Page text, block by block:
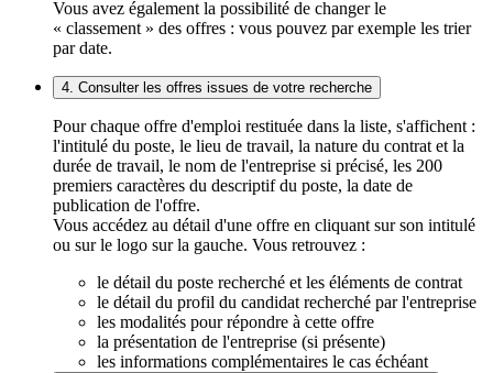
Vous avez également la possibilité de changer le
« classement » des offres : vous pouvez par exemple les trier
par date.
4. Consulter les offres issues de votre recherche
Pour chaque offre d'emploi restituée dans la liste, s'affichent :
l'intitulé du poste, le lieu de travail, la nature du contrat et la
durée de travail, le nom de l'entreprise si précisé, les 200
premiers caractères du descriptif du poste, la date de
publication de l'offre.
Vous accédez au détail d'une offre en cliquant sur son intitulé
ou sur le logo sur la gauche. Vous retrouvez :
le détail du poste recherché et les éléments de contrat
le détail du profil du candidat recherché par l'entreprise
les modalités pour répondre à cette offre
la présentation de l'entreprise (si présente)
les informations complémentaires le cas échéant